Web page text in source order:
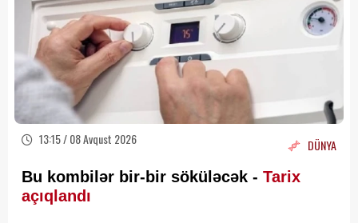
13:15 / 08 Avqust 2026 DÜNYA
Bu kombilər bir-bir söküləcək - Tarix
açıqlandı